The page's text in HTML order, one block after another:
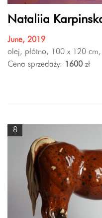
Nataliia
June, 2019
olej, płótno, 100 x 120
Cena sprzedaży:
1600 zł
8